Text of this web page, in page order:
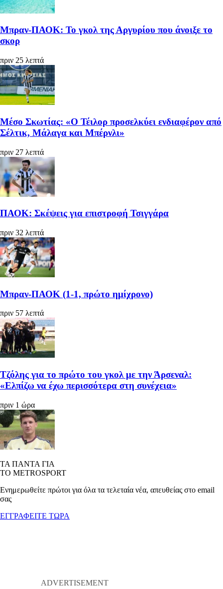
Μπραν-ΠΑΟΚ: Το γκολ της Αργυρίου που άνοιξε το
σκορ
πριν 25 λεπτά
Μέσο Σκωτίας: «Ο Τέιλορ προσελκύει ενδιαφέρον από
Σέλτικ, Μάλαγα και Μπέρνλι»
πριν 27 λεπτά
ΠΑΟΚ: Σκέψεις για επιστροφή Τσιγγάρα
πριν 32 λεπτά
Μπραν-ΠΑΟΚ (1-1, πρώτο ημίχρονο)
πριν 57 λεπτά
Τζόλης για το πρώτο του γκολ με την Άρσεναλ:
«Ελπίζω να έχω περισσότερα στη συνέχεια»
πριν 1 ώρα
ΤΑ ΠΑΝΤΑ ΓΙΑ
ΤΟ METROSPORT
Ενημερωθείτε πρώτοι για όλα τα τελεταία νέα, απευθείας στο email
σας
ΕΓΓΡΑΦΕΙΤΕ ΤΩΡΑ